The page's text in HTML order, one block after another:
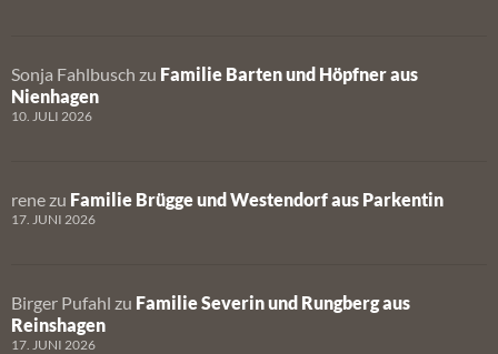
Sonja Fahlbusch zu Familie Barten und Höpfner aus
Nienhagen
10. JULI 2026
rene zu Familie Brügge und Westendorf aus Parkentin
17. JUNI 2026
Birger Pufahl zu Familie Severin und Rungberg aus
Reinshagen
17. JUNI 2026